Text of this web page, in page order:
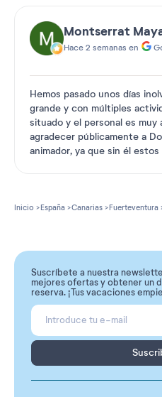
Montserrat
Hace 2 semanas en
Hemos pasado unos días
grande y con múltiples
situado y el personal es muy
agradecer públicamente a
animador, ya que sin él
Inicio España Canarias Fuerteventura
Suscríbete a nuestra
mejores ofertas y obtener un
reserva. ¡Tus vacaciones